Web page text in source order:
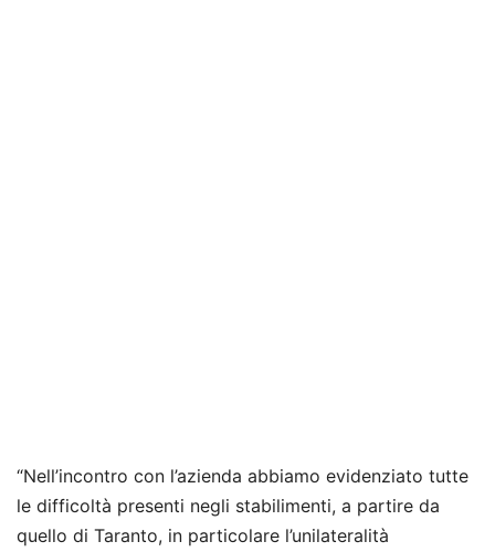
“Nell’incontro con l’azienda abbiamo evidenziato tutte
le difficoltà presenti negli stabilimenti, a partire da
quello di Taranto, in particolare l’unilateralità